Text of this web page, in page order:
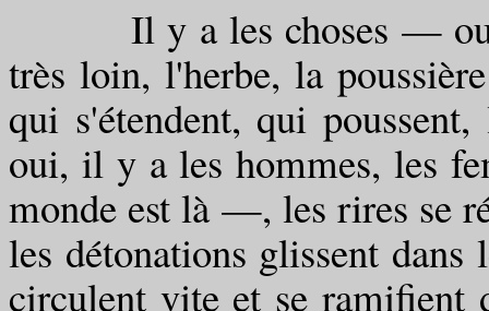
Il y a les choses — oui,
très loin, l'herbe, la
qui s'étendent, qui
oui, il y a les hommes, les
monde est là —, les rires se
les détonations glissent dans
circulent vite et se ramifient